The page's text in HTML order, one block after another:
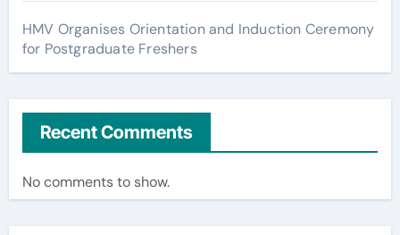
HMV Organises Orientation and Induction Ceremony
for Postgraduate Freshers
Recent Comments
No comments to show.